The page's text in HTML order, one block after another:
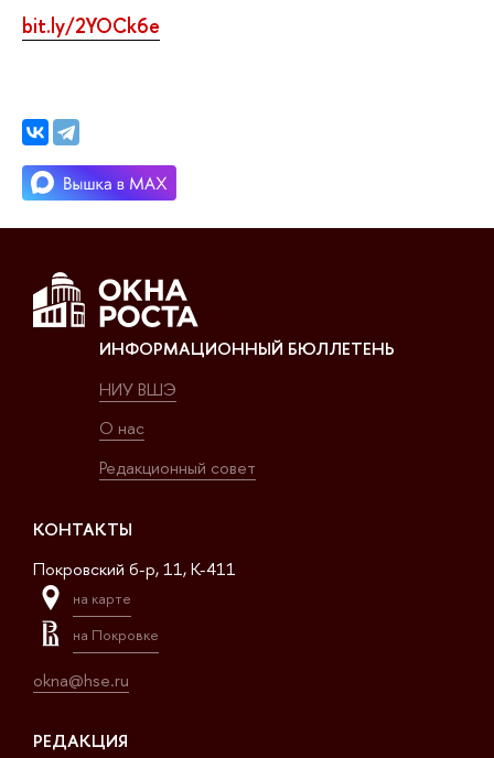
bit.ly/2YOCk6e
ИНФОРМАЦИОННЫЙ БЮЛЛЕТЕНЬ
НИУ ВШЭ
О нас
Редакционный совет
КОНТАКТЫ
Покровский б-р, 11, K-411
на карте
на Покровке
okna@hse.ru
РЕДАКЦИЯ